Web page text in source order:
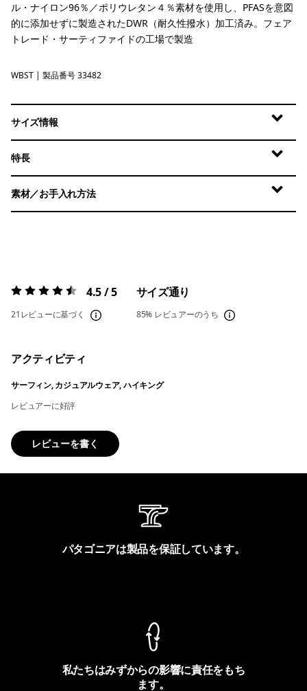
ル・ナイロン96％／ポリウレタン４％素材を使用し、PFASを意図
的に添加せずに製造されたDWR（耐久性撥水）加工済み。フェア
トレード・サーティファイドの工場で製造
Water People Banner: Weathered Stone
WBST | 製品番号 33482
サイズ情報
特長
素材／お手入れ方法
評価:4.5 / 5 4.5 / 5
21レビューに基づく
サイズ通り
85% レビュアーのうち
アクティビティ
サーフィン, カジュアルウェア, ハイキング
レビュアーに好評
レビューを書く
パタゴニアは製品を保証しています。
私たちはみずからの影響に責任をもち
ます。